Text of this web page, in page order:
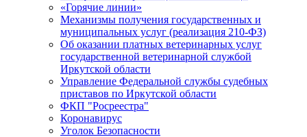
«Горячие линии»
Механизмы получения государственных и
муниципальных услуг (реализация 210-ФЗ)
Об оказании платных ветеринарных услуг
государственной ветеринарной службой
Иркутской области
Управление Федеральной службы судебных
приставов по Иркутской области
ФКП "Росреестра"
Коронавирус
Уголок Безопасности